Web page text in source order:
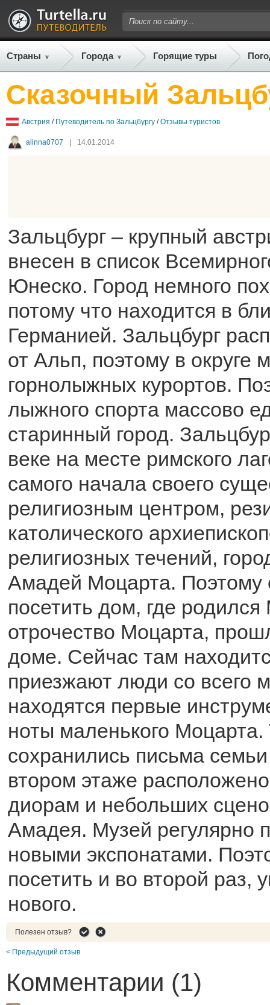
Страны Города Горящие туры
Сказочный
Австрия / Путеводитель по Зальцбургу /Отзывы туристов
alinna0707 | 14.01.2014
Зальцбург – крупный
внесен в список
Юнеско. Город немного
потому что находится в
Германией. Зальцбург
от Альп, поэтому в округе
горнолыжных курортов.
лыжного спорта массово
старинный город.
веке на месте римского
самого начала своего
религиозным центром,
католического
религиозных течений,
Амадей Моцарта. Поэтому
посетить дом, где
отрочество Моцарта,
доме. Сейчас там
приезжают люди со всего
находятся первые
ноты маленького Моцарта.
сохранились письма
втором этаже
диорам и небольших
Амадея. Музей регулярно
новыми экспонатами.
посетить и во второй раз,
нового.
Полезен отзыв?
< Предыдущий отзыв
Комментарии (1)